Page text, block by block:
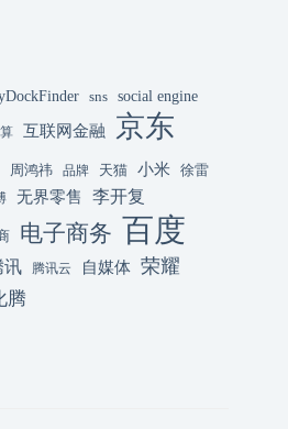
sns social engine
互联网金融 京东
周鸿祎 品牌 天猫 小米 徐雷
无界零售 李开复
电子商务 百度
讯 腾讯云 自媒体 荣耀
腾